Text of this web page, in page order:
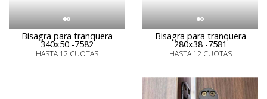
Bisagra para tranquera
340x50 -7582
HASTA 12 CUOTAS
Bisagra para tranquera
280x38 -7581
HASTA 12 CUOTAS